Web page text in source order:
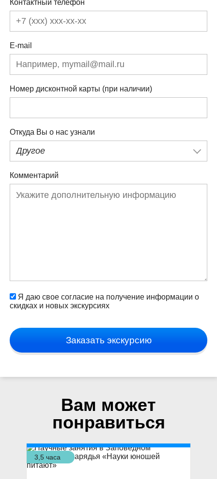
Контактный телефон
E-mail
Номер дисконтной карты (при наличии)
Откуда Вы о нас узнали
Другое
Комментарий
Я даю свое согласие на получение информации о
скидках и новых экскурсиях
Заказать экскурсию
Вам может
понравиться
3,5 часа